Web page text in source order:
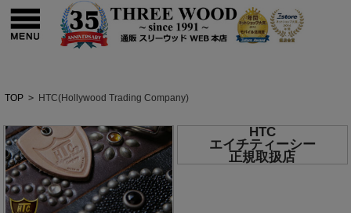
TOP > HTC(Hollywood Trading Company)
HTC
エイチティーシー
正規取扱店